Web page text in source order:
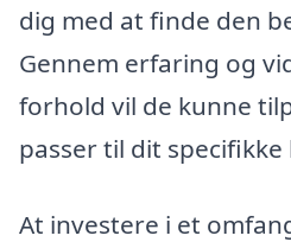
dig med at finde den
Gennem erfaring og
forhold vil de kunne
passer til dit specifikke
At investere i et